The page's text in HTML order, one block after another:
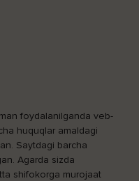
foydalanilganda veb-
huquqlar amaldagi
Saytdagi barcha
Agarda sizda
shifokorga murojaat